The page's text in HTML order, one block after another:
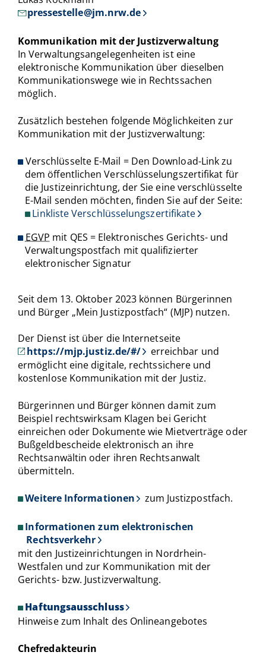
pressestelle@jm.nrw.de
Kommunikation mit der Justizverwaltung
In Verwaltungsangelegenheiten ist eine
elektronische Kommunikation über dieselben
Kommunikationswege wie in Rechtssachen
möglich.
Zusätzlich bestehen folgende Möglichkeiten zur
Kommunikation mit der Justizverwaltung:
Verschlüsselte E-Mail = Den Download-Link zu
dem öffentlichen Verschlüsselungszertifikat für
die Justizeinrichtung, der Sie eine verschlüsselte
E-Mail senden möchten, finden Sie auf der Seite:
Linkliste Verschlüsselungszertifikate
EGVP mit QES = Elektronisches Gerichts- und
Verwaltungspostfach mit qualifizierter
elektronischer Signatur
Seit dem 13. Oktober 2023 können Bürgerinnen
und Bürger „Mein Justizpostfach“ (MJP) nutzen.
Der Dienst ist über die Internetseite
https://mjp.justiz.de/#/
erreichbar und
ermöglicht eine digitale, rechtssichere und
kostenlose Kommunikation mit der Justiz.
Bürgerinnen und Bürger können damit zum
Beispiel rechtswirksam Klagen bei Gericht
einreichen oder Dokumente wie Mietverträge oder
Bußgeldbescheide elektronisch an ihre
Rechtsanwältin oder ihren Rechtsanwalt
übermitteln.
Weitere Informationen zum Justizpostfach.
Informationen zum elektronischen
Rechtsverkehr
mit den Justizeinrichtungen in Nordrhein-
Westfalen und zur Kommunikation mit der
Gerichts- bzw. Justizverwaltung.
Haftungsausschluss
Hinweise zum Inhalt des Onlineangebotes
Chefredakteurin